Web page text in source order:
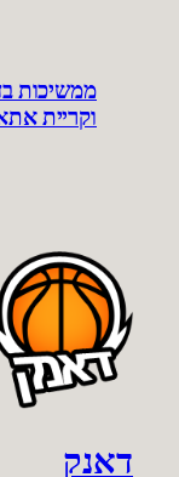
ממשיכות
וקריית
דאנק